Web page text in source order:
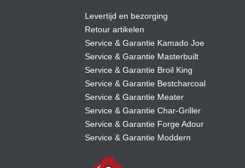
Levertijd en bezorging
Retour artikelen
Service & Garantie Kamado Joe
Service & Garantie Masterbuilt
Service & Garantie Broil King
Service & Garantie Bestcharcoal
Service & Garantie Meater
Service & Garantie Char-Griller
Service & Garantie Forge Adour
Service & Garantie Moddern